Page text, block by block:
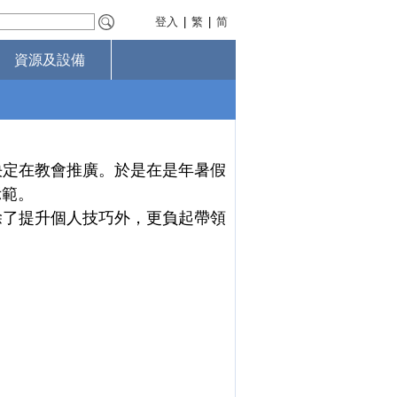
登入 繁 简
資源及設備
在教會推廣。於是在是年暑假
。
提升個人技巧外，更負起帶領